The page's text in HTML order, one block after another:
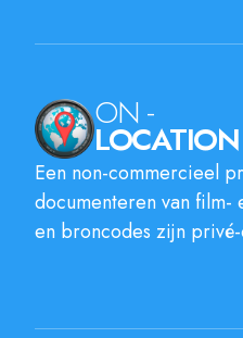
ON -
LOCATION
Een non-commercieel
documenteren van film-
en broncodes zijn